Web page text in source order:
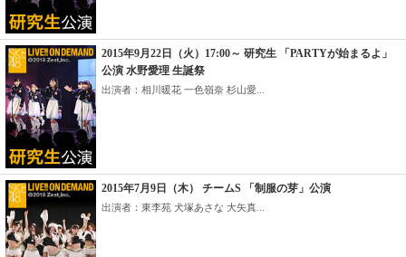
2015年9月22日（火）17:00～ 研究生 「PARTYが始まるよ」
公演 水野愛理 生誕祭
出演者：相川暖花 一色嶺奈 杉山愛...
2015年7月9日（木） チームS 「制服の芽」公演
出演者：東李苑 犬塚あさな 大矢真...